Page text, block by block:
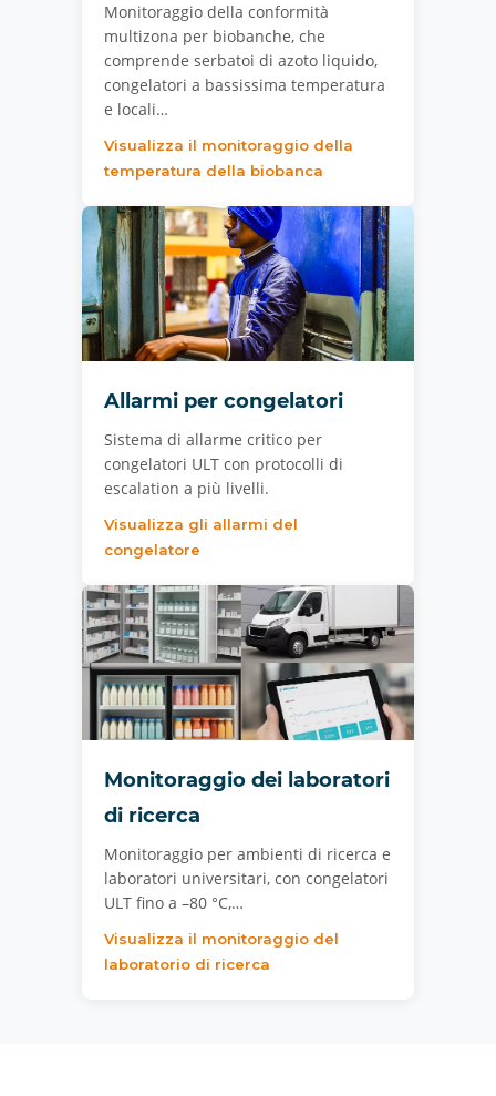
Monitoraggio della conformità
multizona per biobanche, che
comprende serbatoi di azoto liquido,
congelatori a bassissima temperatura
e locali…
Visualizza il monitoraggio della
temperatura della biobanca
Allarmi per congelatori
Sistema di allarme critico per
congelatori ULT con protocolli di
escalation a più livelli.
Visualizza gli allarmi del
congelatore
Monitoraggio dei laboratori
di ricerca
Monitoraggio per ambienti di ricerca e
laboratori universitari, con congelatori
ULT fino a –80 °C,…
Visualizza il monitoraggio del
laboratorio di ricerca